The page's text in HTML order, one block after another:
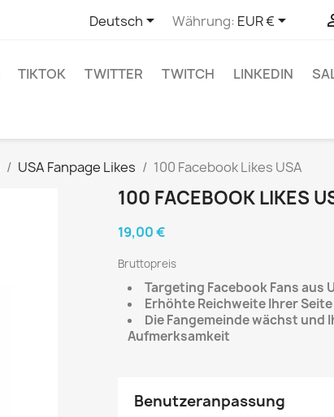
Deutsch Währung: EUR €
TIKTOK TWITTER TWITCH LINKEDIN
USA Fanpage Likes 100 Facebook Likes USA
100 FACEBOOK LIKES
19,00 €
Bruttopreis
Targeting Facebook Fans aus
Erhöhte Reichweite Ihrer
Die Fangemeinde wächst
Aufmerksamkeit
Benutzeranpassung